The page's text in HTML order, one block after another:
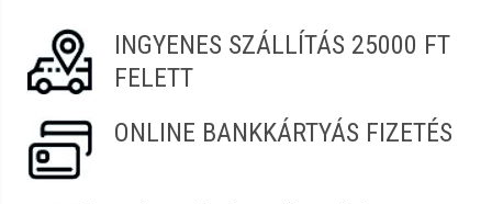
INGYENES SZÁLLÍTÁS 25000 FT
FELETT
ONLINE BANKKÁRTYÁS FIZETÉS